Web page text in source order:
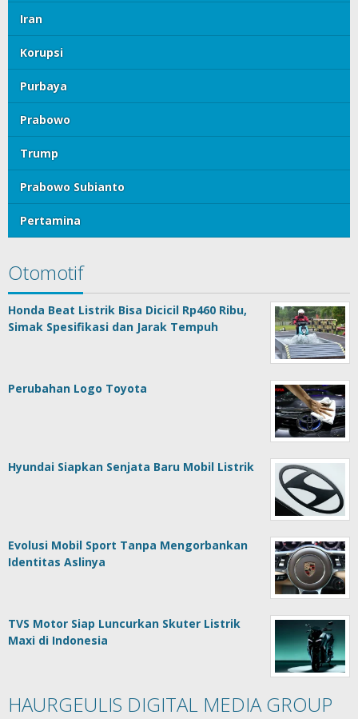
Iran
Korupsi
Purbaya
Prabowo
Trump
Prabowo Subianto
Pertamina
Otomotif
Honda Beat Listrik Bisa Dicicil Rp460 Ribu,
Simak Spesifikasi dan Jarak Tempuh
Perubahan Logo Toyota
Hyundai Siapkan Senjata Baru Mobil Listrik
Evolusi Mobil Sport Tanpa Mengorbankan
Identitas Aslinya
TVS Motor Siap Luncurkan Skuter Listrik
Maxi di Indonesia
HAURGEULIS DIGITAL MEDIA GROUP